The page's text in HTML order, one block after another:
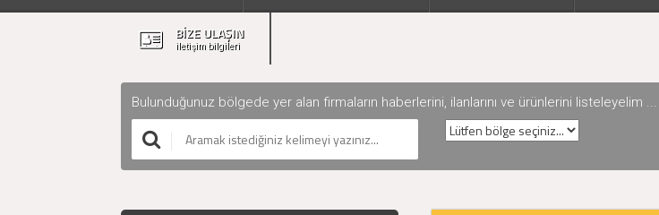
BİZE ULAŞIN
iletişim bilgileri
Bulunduğunuz bölgede yer alan firmaların haberlerini, ilanlarını ve ürünlerini listeleyelim ...